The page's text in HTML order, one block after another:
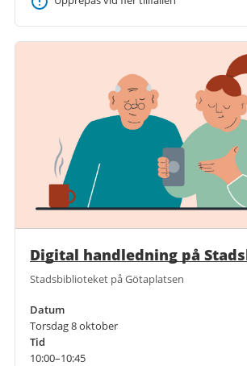
Digital handledning på
Stadsbiblioteket på Götaplatsen
Datum
Torsdag 8 oktober
Tid
10:00–10:45